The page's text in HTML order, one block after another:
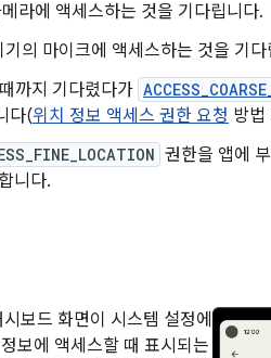
라에 액세스하는 것을 기다립니다.
의 마이크에 액세스하는 것을 기다
까지 기다렸다가
다(위치 정보 액세스 권한 요청 방법
권한을 앱에
니다.
보드 화면이 시스템 설정에
보에 액세스할 때 표시되는